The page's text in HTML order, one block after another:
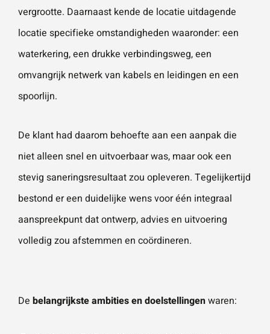
vergrootte. Daarnaast kende de locatie uitdagende
locatie specifieke omstandigheden waaronder: een
waterkering, een drukke verbindingsweg, een
omvangrijk netwerk van kabels en leidingen en een
spoorlijn.
De klant had daarom behoefte aan een aanpak die
niet alleen snel en uitvoerbaar was, maar ook een
stevig saneringsresultaat zou opleveren. Tegelijkertijd
bestond er een duidelijke wens voor één integraal
aanspreekpunt dat ontwerp, advies en uitvoering
volledig zou afstemmen en coördineren.
De belangrijkste ambities en doelstellingenwaren: